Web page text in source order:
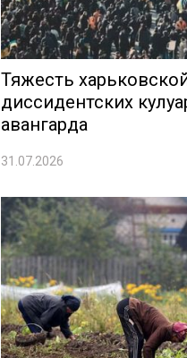
Тяжесть
диссидентских
авангарда
31.07.2026